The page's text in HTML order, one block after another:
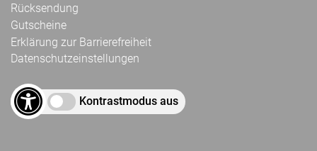
Rücksendung
Gutscheine
Erklärung zur Barrierefreiheit
Datenschutzeinstellungen
Kontrastmodus aus